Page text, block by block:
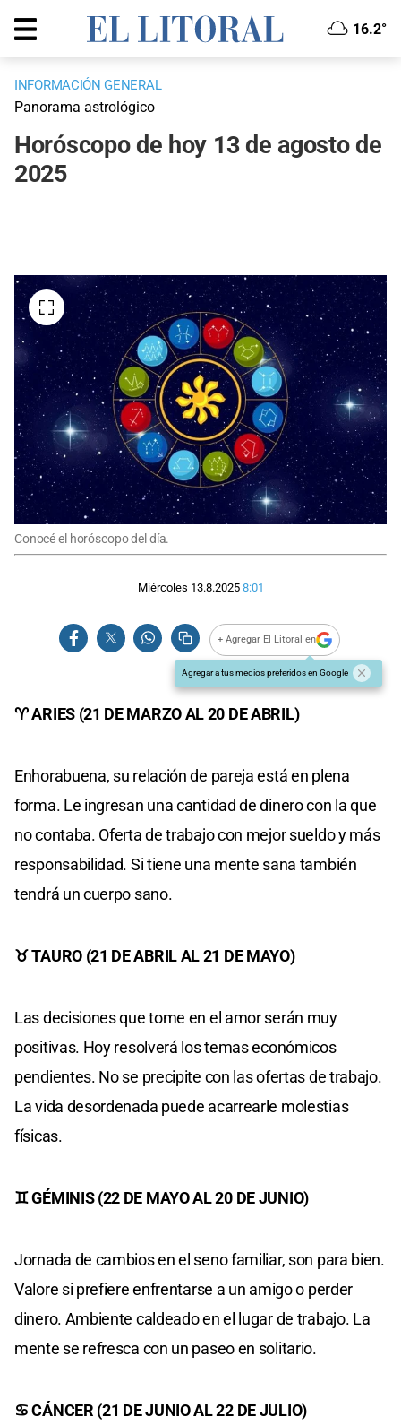
16.2°
INFORMACIÓN GENERAL
Panorama astrológico
Horóscopo de hoy 13 de agosto de
2025
Conocé el horóscopo del día.
Miércoles 13.8.2025 8:01
+ Agregar El Litoral en
Agregar a tus medios preferidos en Google
♈ ARIES (21 DE MARZO AL 20 DE ABRIL)
Enhorabuena, su relación de pareja está en plena
forma. Le ingresan una cantidad de dinero con la que
no contaba. Oferta de trabajo con mejor sueldo y más
responsabilidad. Si tiene una mente sana también
tendrá un cuerpo sano.
♉ TAURO (21 DE ABRIL AL 21 DE MAYO)
Las decisiones que tome en el amor serán muy
positivas. Hoy resolverá los temas económicos
pendientes. No se precipite con las ofertas de trabajo.
La vida desordenada puede acarrearle molestias
físicas.
♊ GÉMINIS (22 DE MAYO AL 20 DE JUNIO)
Jornada de cambios en el seno familiar, son para bien.
Valore si prefiere enfrentarse a un amigo o perder
dinero. Ambiente caldeado en el lugar de trabajo. La
mente se refresca con un paseo en solitario.
♋ CÁNCER (21 DE JUNIO AL 22 DE JULIO)